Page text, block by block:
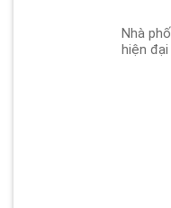
Nhà phố
hiện đại